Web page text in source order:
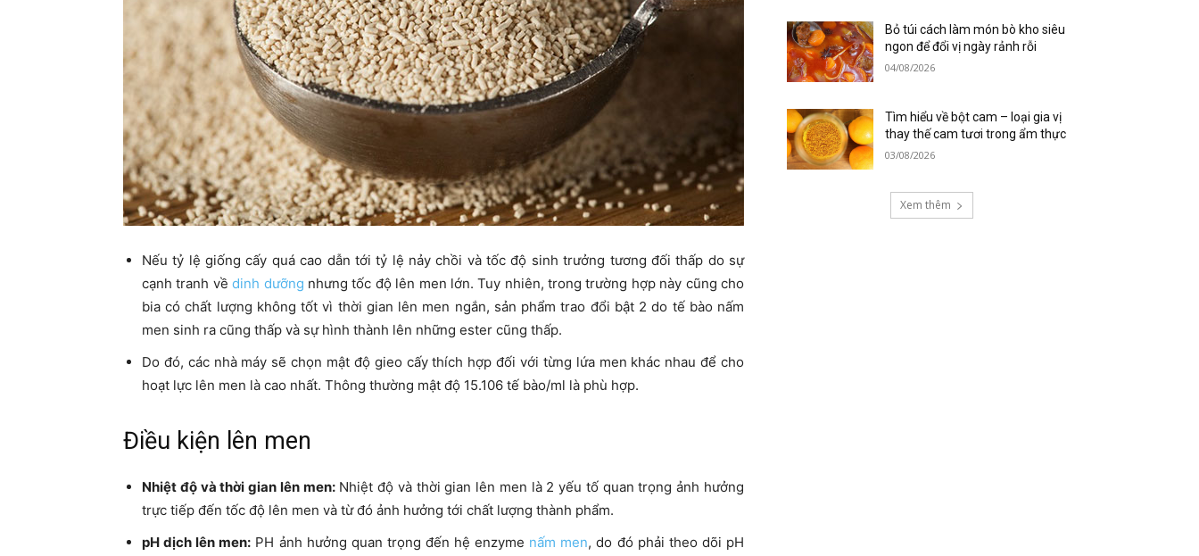
Nếu tỷ lệ giống cấy quá cao dẫn tới tỷ lệ nảy chồi và tốc độ sinh trưởng tương đối thấp do sự
cạnh tranh vềdinh dưỡng nhưng tốc độ lên men lớn. Tuy nhiên, trong trường hợp này cũng cho
bia có chất lượng không tốt vì thời gian lên men ngắn, sản phẩm trao đổi bật 2 do tế bào nấm
men sinh ra cũng thấp và sự hình thành lên những ester cũng thấp.
Do đó, các nhà máy sẽ chọn mật độ gieo cấy thích hợp đối với từng lứa men khác nhau để cho
hoạt lực lên men là cao nhất. Thông thường mật độ 15.106 tế bào/ml là phù hợp.
Điều kiện lên men
Nhiệt độ và thời gian lên men:Nhiệt độ và thời gian lên men là 2 yếu tố quan trọng ảnh hưởng
trực tiếp đến tốc độ lên men và từ đó ảnh hưởng tới chất lượng thành phẩm.
pH dịch lên men: PH ảnh hưởng quan trọng đến hệ enzyme nấm men, do đó phải theo dõi pH
Bỏ túi cách làm món bò kho siêu
ngon để đổi vị ngày rảnh rỗi
04/08/2026
Tìm hiểu về bột cam – loại gia vị
thay thế cam tươi trong ẩm thực
03/08/2026
Xem thêm